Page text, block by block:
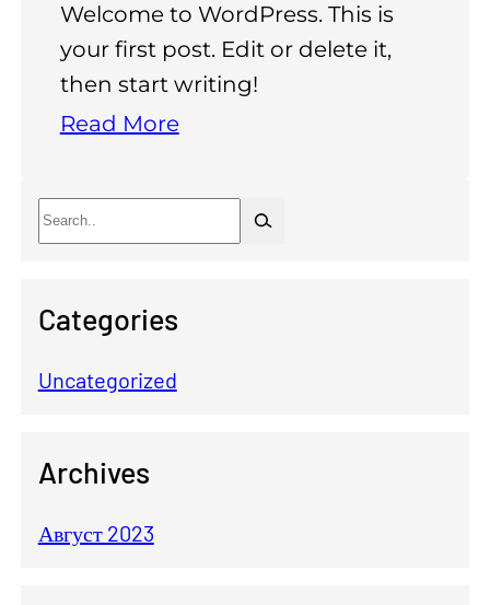
Welcome to WordPress. This is
your first post. Edit or delete it,
then start writing!
Read More
П
о
с
Categories
Uncategorized
Archives
Август 2023